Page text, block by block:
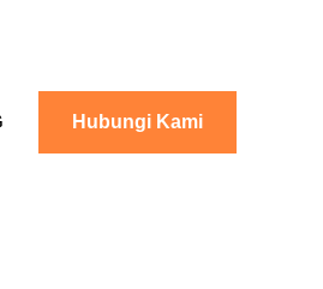
Hubungi Kami